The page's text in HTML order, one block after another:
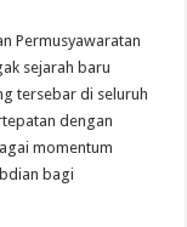
Permusyawaratan
sejarah baru
tersebar di seluruh
dengan
momentum
bagi